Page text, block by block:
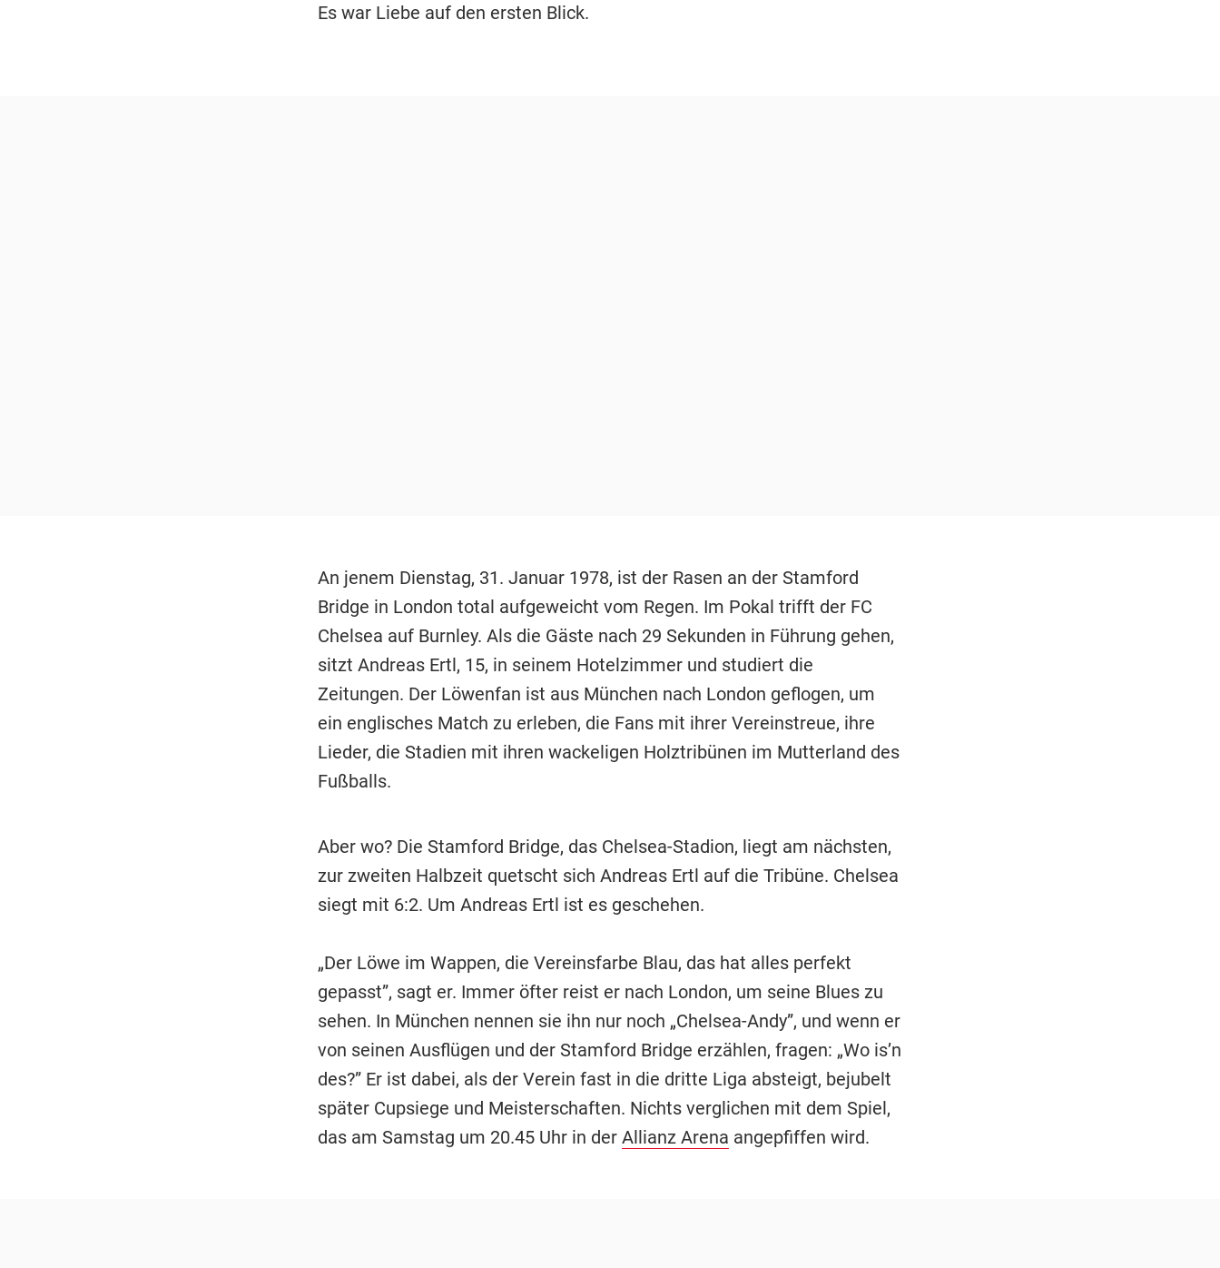
Es war Liebe auf den ersten Blick.
An jenem Dienstag, 31. Januar 1978, ist der Rasen an der Stamford
Bridge in London total aufgeweicht vom Regen. Im Pokal trifft der FC
Chelsea auf Burnley. Als die Gäste nach 29 Sekunden in Führung gehen,
sitzt Andreas Ertl, 15, in seinem Hotelzimmer und studiert die
Zeitungen. Der Löwenfan ist aus München nach London geflogen, um
ein englisches Match zu erleben, die Fans mit ihrer Vereinstreue, ihre
Lieder, die Stadien mit ihren wackeligen Holztribünen im Mutterland des
Fußballs.
Aber wo? Die Stamford Bridge, das Chelsea-Stadion, liegt am nächsten,
zur zweiten Halbzeit quetscht sich Andreas Ertl auf die Tribüne. Chelsea
siegt mit 6:2. Um Andreas Ertl ist es geschehen.
„Der Löwe im Wappen, die Vereinsfarbe Blau, das hat alles perfekt
gepasst”, sagt er. Immer öfter reist er nach London, um seine Blues zu
sehen. In München nennen sie ihn nur noch „Chelsea-Andy”, und wenn er
von seinen Ausflügen und der Stamford Bridge erzählen, fragen: „Wo is’n
des?” Er ist dabei, als der Verein fast in die dritte Liga absteigt, bejubelt
später Cupsiege und Meisterschaften. Nichts verglichen mit dem Spiel,
das am Samstag um 20.45 Uhr in der Allianz Arena angepfiffen wird.